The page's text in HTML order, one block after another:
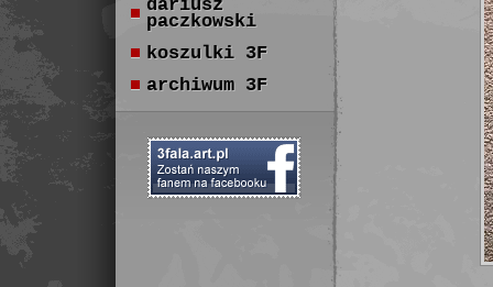
dariusz
paczkowski
koszulki 3F
archiwum 3F